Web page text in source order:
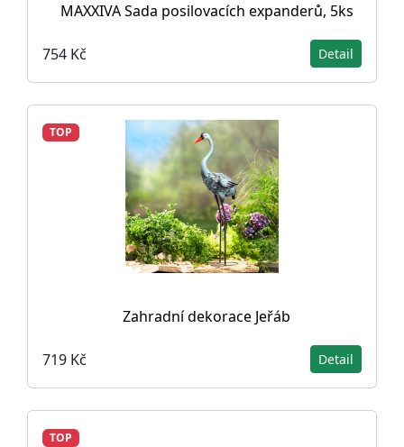
MAXXIVA Sada posilovacích expanderů, 5ks
754 Kč Detail
TOP
Zahradní dekorace Jeřáb
719 Kč Detail
TOP